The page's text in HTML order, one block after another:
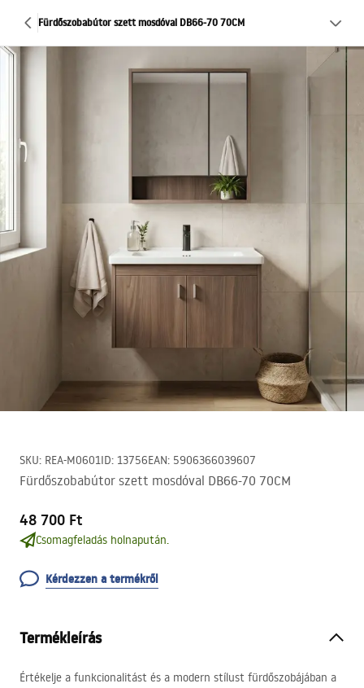
Fürdőszobabútor szett mosdóval DB66-70 70CM
SKU: REA-M0601ID: 13756EAN: 5906366039607
Fürdőszobabútor szett mosdóval DB66-70 70CM
48 700 Ft
Csomagfeladás holnapután.
Kérdezzen a termékről
Termékleírás
Értékelje a funkcionalitást és a modern stílust fürdőszobájában a